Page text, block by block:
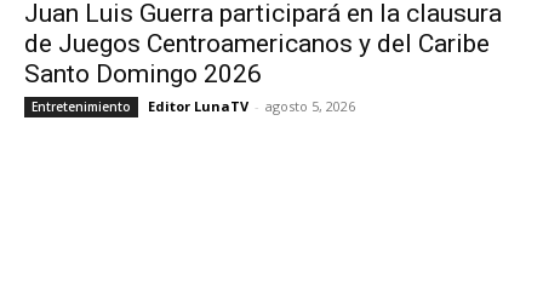
Juan Luis Guerra participará en la clausura
de Juegos Centroamericanos y del Caribe
Santo Domingo 2026
Entretenimiento Editor LunaTV - agosto 5, 2026